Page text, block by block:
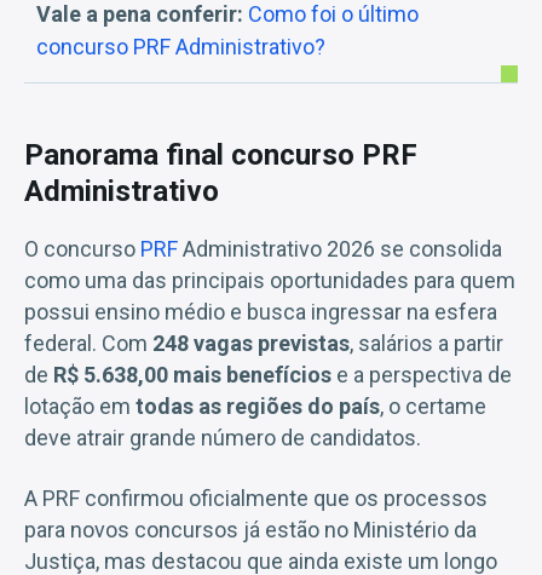
Vale a pena conferir: Como foi o último
concurso PRF Administrativo?
Panorama final concurso PRF
Administrativo
O concurso PRFAdministrativo 2026 se consolida
como uma das principais oportunidades para quem
possui ensino médio e busca ingressar na esfera
federal. Com 248 vagas previstas, salários a partir
de R$ 5.638,00 mais benefícios e a perspectiva de
lotação em todas as regiões do país, o certame
deve atrair grande número de candidatos.
A PRF confirmou oficialmente que os processos
para novos concursos já estão no Ministério da
Justiça, mas destacou que ainda existe um longo